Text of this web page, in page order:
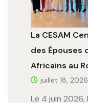
La CESAM
des Épouses
Africains au
juillet 18, 2026
Le 4 juin 2026,